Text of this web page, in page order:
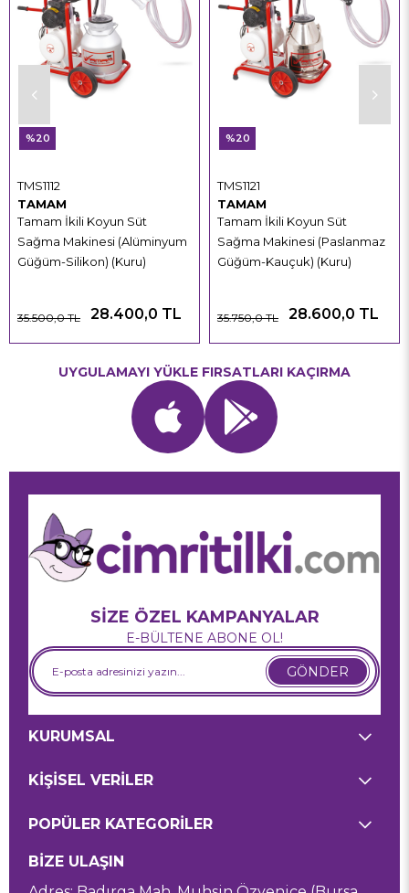
TAMAM
Tamam İkili Koyun Süt
Sağma Makinesi (Alüminyum
Güğüm-Silikon) (Kuru)
TMS1112
28.400,0 TL
35.500,0 TL
%20
TAMAM
Tamam İkili Koyun Süt
Sağma Makinesi (Paslanmaz
Güğüm-Kauçuk) (Kuru)
TMS1121
28.600,0 TL
35.750,0 TL
%20
UYGULAMAYI YÜKLE FIRSATLARI KAÇIRMA
SİZE ÖZEL KAMPANYALAR
E-BÜLTENE ABONE OL!
GÖNDER
KURUMSAL
KİŞİSEL VERİLER
POPÜLER KATEGORİLER
BİZE ULAŞIN